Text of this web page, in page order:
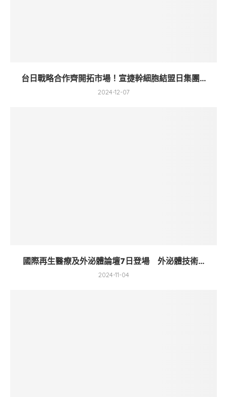
台日戰略合作齊開拓市場！宣捷幹細胞結盟日集團...
2024-12-07
國際再生醫療及外泌體論壇7日登場 外泌體技術...
2024-11-04